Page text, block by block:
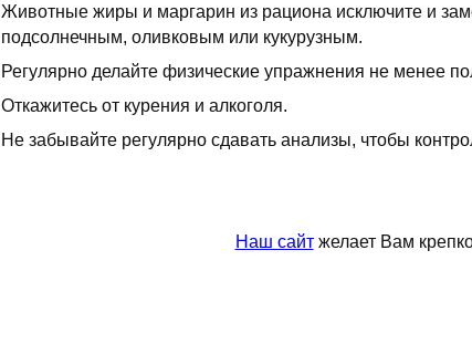
Животные жиры и маргарин из рациона исключите и
подсолнечным, оливковым или кукурузным.
Регулярно делайте физические упражнения не менее
Откажитесь от курения и алкоголя.
Не забывайте регулярно сдавать анализы, чтобы
Наш сайтжелает Вам